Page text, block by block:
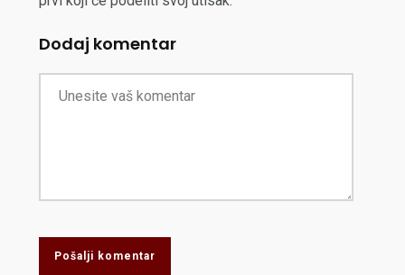
Dodaj komentar
Pošalji komentar